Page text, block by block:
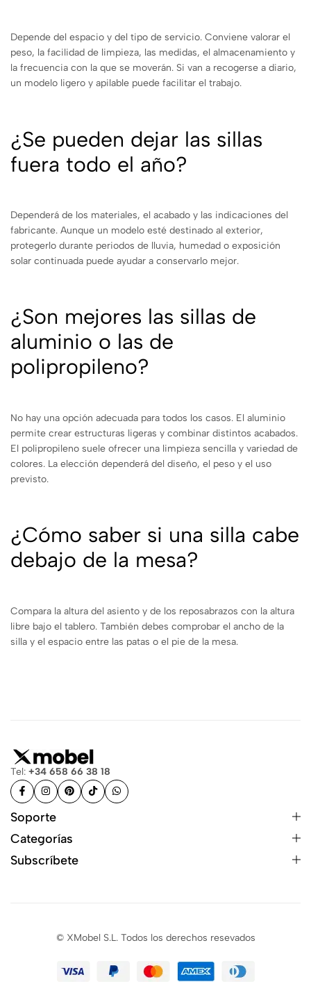
Depende del espacio y del tipo de servicio. Conviene valorar el
peso, la facilidad de limpieza, las medidas, el almacenamiento y
la frecuencia con la que se moverán. Si van a recogerse a diario,
un modelo ligero y apilable puede facilitar el trabajo.
¿Se pueden dejar las sillas
fuera todo el año?
Dependerá de los materiales, el acabado y las indicaciones del
fabricante. Aunque un modelo esté destinado al exterior,
protegerlo durante periodos de lluvia, humedad o exposición
solar continuada puede ayudar a conservarlo mejor.
¿Son mejores las sillas de
aluminio o las de
polipropileno?
No hay una opción adecuada para todos los casos. El aluminio
permite crear estructuras ligeras y combinar distintos acabados.
El polipropileno suele ofrecer una limpieza sencilla y variedad de
colores. La elección dependerá del diseño, el peso y el uso
previsto.
¿Cómo saber si una silla cabe
debajo de la mesa?
Compara la altura del asiento y de los reposabrazos con la altura
libre bajo el tablero. También debes comprobar el ancho de la
silla y el espacio entre las patas o el pie de la mesa.
Tel: +34 658 66 38 18
Soporte
Categorías
Subscríbete
© XMobel S.L. Todos los derechos resevados